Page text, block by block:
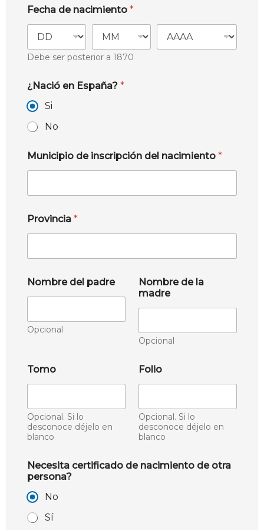
Fecha de nacimiento *
Debe ser posterior a 1870
¿Nació en España? *
Si
No
Municipio de inscripción del nacimiento *
Provincia *
Nombre del padre
Opcional
Nombre de la
madre
Opcional
Tomo
Opcional. Si lo
desconoce déjelo en
blanco
Folio
Opcional. Si lo
desconoce déjelo en
blanco
Necesita certificado de nacimiento de otra
persona?
No
Sí